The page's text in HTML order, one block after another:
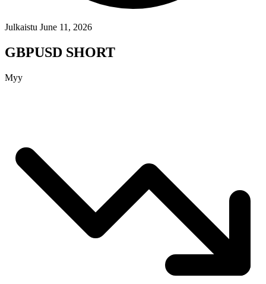
Julkaistu June 11, 2026
GBPUSD SHORT
Myy